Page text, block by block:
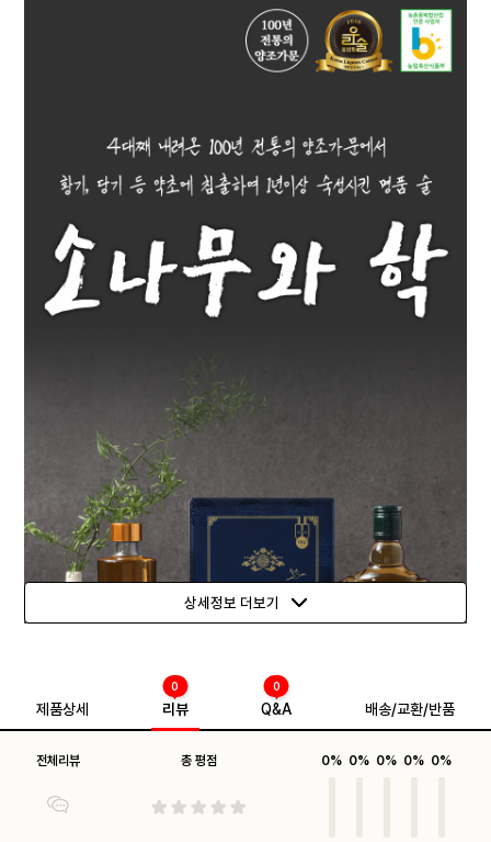
상세정보 더보기
제품상세 리뷰
0
Q&A
0
배송/교환/반품
전체리뷰 총 평점 0% 0% 0% 0% 0%